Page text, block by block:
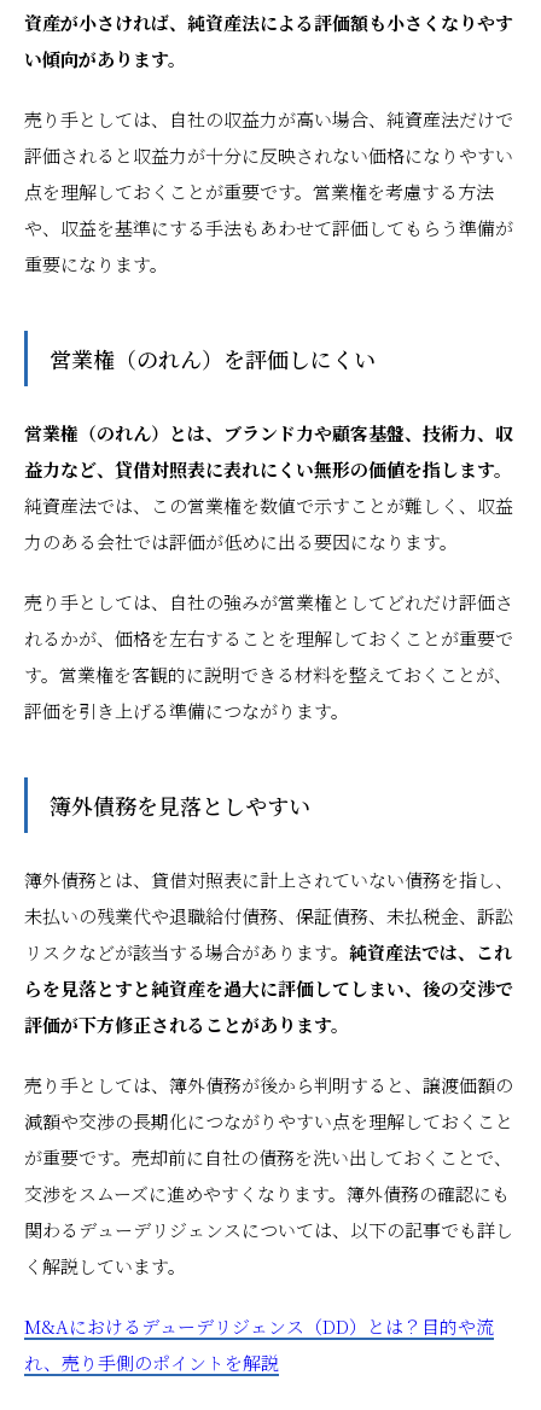
資産が小さければ、純資産法による評価額も小さくなりやす
い傾向があります。
売り手としては、自社の収益力が高い場合、純資産法だけで
評価されると収益力が十分に反映されない価格になりやすい
点を理解しておくことが重要です。営業権を考慮する方法
や、収益を基準にする手法もあわせて評価してもらう準備が
重要になります。
営業権（のれん）を評価しにくい
営業権（のれん）とは、ブランド力や顧客基盤、技術力、収
益力など、貸借対照表に表れにくい無形の価値を指します。
純資産法では、この営業権を数値で示すことが難しく、収益
力のある会社では評価が低めに出る要因になります。
売り手としては、自社の強みが営業権としてどれだけ評価さ
れるかが、価格を左右することを理解しておくことが重要で
す。営業権を客観的に説明できる材料を整えておくことが、
評価を引き上げる準備につながります。
簿外債務を見落としやすい
簿外債務とは、貸借対照表に計上されていない債務を指し、
未払いの残業代や退職給付債務、保証債務、未払税金、訴訟
リスクなどが該当する場合があります。 純資産法では、これ
らを見落とすと純資産を過大に評価してしまい、後の交渉で
評価が下方修正されることがあります。
売り手としては、簿外債務が後から判明すると、譲渡価額の
減額や交渉の長期化につながりやすい点を理解しておくこと
が重要です。売却前に自社の債務を洗い出しておくことで、
交渉をスムーズに進めやすくなります。簿外債務の確認にも
関わるデューデリジェンスについては、以下の記事でも詳し
く解説しています。
M&Aにおけるデューデリジェンス（DD）とは？目的や流
れ、売り手側のポイントを解説